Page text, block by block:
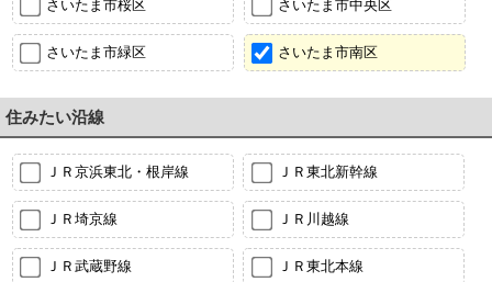
さいたま市桜区 さいたま市中央区
さいたま市緑区 さいたま市南区
住みたい沿線
ＪＲ京浜東北・根岸線 ＪＲ東北新幹線
ＪＲ埼京線 ＪＲ川越線
ＪＲ武蔵野線 ＪＲ東北本線